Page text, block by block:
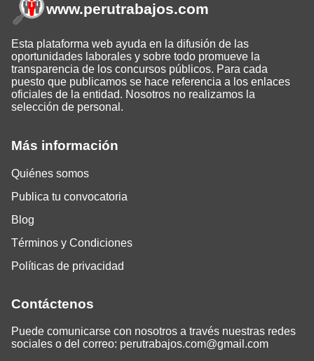
Más información
Quiénes somos
Publica tu convocatoria
Blog
Términos y Condiciones
Políticas de privacidad
Contáctenos
Puede comunicarse con nosotros a través nuestras redes
sociales o del correo: perutrabajos.com@gmail.com
www.perutrabajos.com
Esta plataforma web ayuda en la difusión de las
oportunidades laborales y sobre todo promueve la
transparencia de los concursos públicos. Para cada
puesto que publicamos se hace referencia a los enlaces
oficiales de la entidad. Nosotros no realizamos la
selección de personal.